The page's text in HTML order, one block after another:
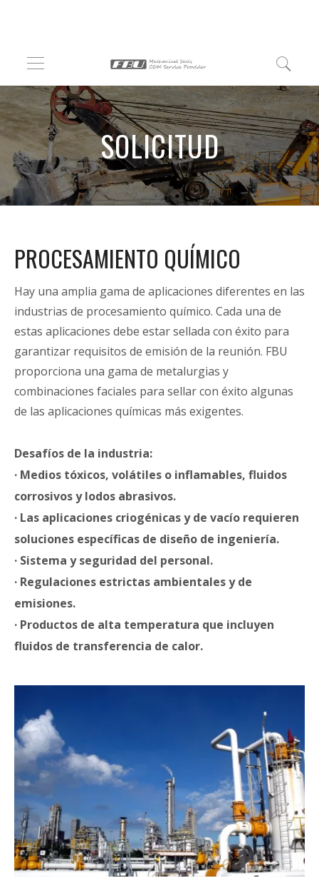
SOLICITUD
PROCESAMIENTO QUÍMICO
Hay una amplia gama de aplicaciones diferentes en las
industrias de procesamiento químico. Cada una de
estas aplicaciones debe estar sellada con éxito para
garantizar requisitos de emisión de la reunión. FBU
proporciona una gama de metalurgias y
combinaciones faciales para sellar con éxito algunas
de las aplicaciones químicas más exigentes.
Desafíos de la industria:
· Medios tóxicos, volátiles o inflamables, fluidos
corrosivos y lodos abrasivos.
· Las aplicaciones criogénicas y de vacío requieren
soluciones específicas de diseño de ingeniería.
· Sistema y seguridad del personal.
· Regulaciones estrictas ambientales y de
emisiones.
· Productos de alta temperatura que incluyen
fluidos de transferencia de calor.